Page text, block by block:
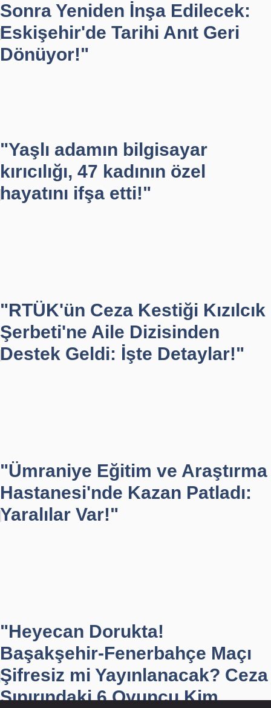
Sonra Yeniden İnşa Edilecek:
Eskişehir'de Tarihi Anıt Geri
Dönüyor!"
"Yaşlı adamın bilgisayar
kırıcılığı, 47 kadının özel
hayatını ifşa etti!"
"RTÜK'ün Ceza Kestiği Kızılcık
Şerbeti'ne Aile Dizisinden
Destek Geldi: İşte Detaylar!"
"Ümraniye Eğitim ve Araştırma
Hastanesi'nde Kazan Patladı:
Yaralılar Var!"
"Heyecan Dorukta!
Başakşehir-Fenerbahçe Maçı
Şifresiz mi Yayınlanacak? Ceza
Sınırındaki 6 Oyuncu Kim...